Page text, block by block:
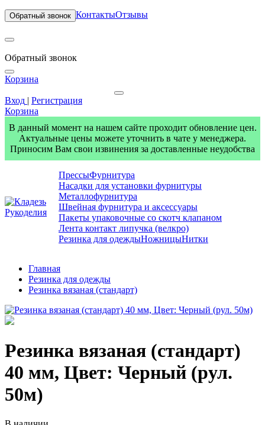
Обратный звонок КонтактыОтзывы
Обратный звонок
Корзина
Вход | Регистрация
Корзина
В данный момент на нашем сайте проходит обновление цен.
Актуальные цены можете уточнить в чате у менеджера.
Приносим Вам свои извинения за доставленные неудобства
ПрессыФурнитура
Насадки для установки фурнитуры
Металлофурнитура
Швейная фурнитура и аксессуары
Пакеты упаковочные со скотч клапаном
Лента контакт липучка (велкро)
Резинка для одеждыНожницыНитки
Главная
Резинка для одежды
Резинка вязаная (стандарт)
Резинка вязаная (стандарт)
40 мм, Цвет: Черный (рул.
50м)